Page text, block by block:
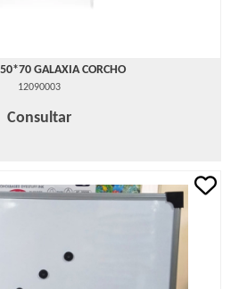
GALAXIA CORCHO
12090003
Consultar